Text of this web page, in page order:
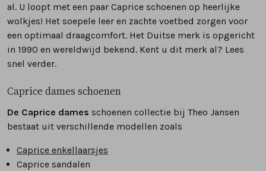
al. U loopt met een paar Caprice schoenen op heerlijke
wolkjes! Het soepele leer en zachte voetbed zorgen voor
een optimaal draagcomfort. Het Duitse merk is opgericht
in 1990 en wereldwijd bekend. Kent u dit merk al? Lees
snel verder.
Caprice dames schoenen
De Caprice dames schoenen collectie bij Theo Jansen
bestaat uit verschillende modellen zoals
Caprice enkellaarsjes
Caprice sandalen